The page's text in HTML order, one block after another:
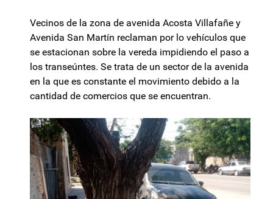
Vecinos de la zona de avenida Acosta Villafañe y
Avenida San Martín reclaman por lo vehículos que
se estacionan sobre la vereda impidiendo el paso a
los transeúntes. Se trata de un sector de la avenida
en la que es constante el movimiento debido a la
cantidad de comercios que se encuentran.